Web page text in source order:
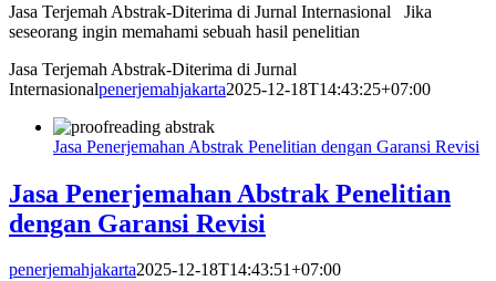
Jasa Terjemah Abstrak-Diterima di Jurnal Internasional Jika
seseorang ingin memahami sebuah hasil penelitian
Jasa Terjemah Abstrak-Diterima di Jurnal
Internasionalpenerjemahjakarta2025-12-18T14:43:25+07:00
Jasa Penerjemahan Abstrak Penelitian dengan Garansi Revisi
Jasa Penerjemahan Abstrak Penelitian
dengan Garansi Revisi
penerjemahjakarta2025-12-18T14:43:51+07:00